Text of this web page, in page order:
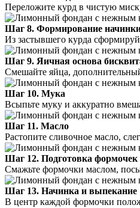
Переложите курд в чистую
Шаг 8. Формирование
Из застывшего курда
Шаг 9. Яичная основа
Смешайте яйца,
Шаг 10. Мука
Всыпьте муку и аккуратно
Шаг 11. Масло
Растопите сливочное масло,
Шаг 12. Подготовка формочек
Смажьте формочки маслом,
Шаг 13. Начинка и выпекание
В центр каждой формочки